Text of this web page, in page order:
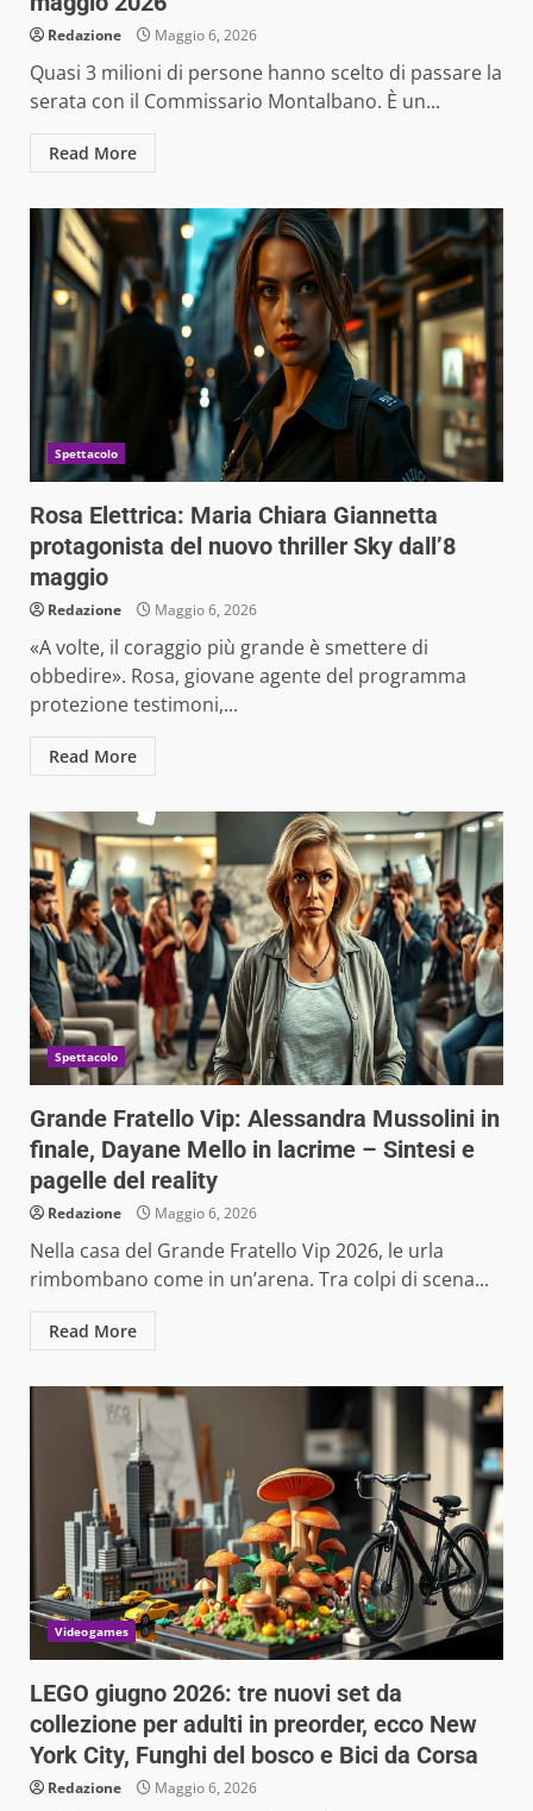
Redazione Maggio 6, 2026
Quasi 3 milioni di persone hanno scelto di passare la
serata con il Commissario Montalbano. È un...
Read More
Spettacolo
Rosa Elettrica: Maria Chiara Giannetta
protagonista del nuovo thriller Sky dall’8
maggio
Redazione Maggio 6, 2026
«A volte, il coraggio più grande è smettere di
obbedire». Rosa, giovane agente del programma
protezione testimoni,...
Read More
Spettacolo
Grande Fratello Vip: Alessandra Mussolini in
finale, Dayane Mello in lacrime – Sintesi e
pagelle del reality
Redazione Maggio 6, 2026
Nella casa del Grande Fratello Vip 2026, le urla
rimbombano come in un’arena. Tra colpi di scena...
Read More
Videogames
LEGO giugno 2026: tre nuovi set da
collezione per adulti in preorder, ecco New
York City, Funghi del bosco e Bici da Corsa
Redazione Maggio 6, 2026